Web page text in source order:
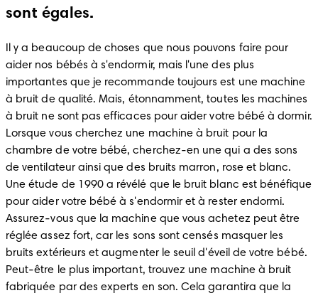
sont égales.
Il y a beaucoup de choses que nous pouvons faire pour
aider nos bébés à s'endormir, mais l'une des plus
importantes que je recommande toujours est une machine
à bruit de qualité. Mais, étonnamment, toutes les machines
à bruit ne sont pas efficaces pour aider votre bébé à dormir.
Lorsque vous cherchez une machine à bruit pour la
chambre de votre bébé, cherchez-en une qui a des sons
de ventilateur ainsi que des bruits marron, rose et blanc.
Une étude de 1990 a révélé que le bruit blanc est bénéfique
pour aider votre bébé à s'endormir et à rester endormi.
Assurez-vous que la machine que vous achetez peut être
réglée assez fort, car les sons sont censés masquer les
bruits extérieurs et augmenter le seuil d'éveil de votre bébé.
Peut-être le plus important, trouvez une machine à bruit
fabriquée par des experts en son. Cela garantira que la